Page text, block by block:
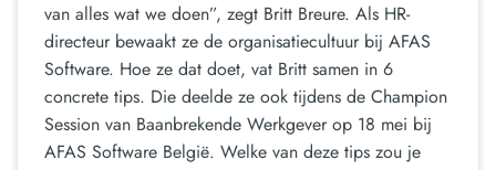
van alles wat we doen”, zegt Britt Breure. Als HR-
directeur bewaakt ze de organisatiecultuur bij AFAS
Software. Hoe ze dat doet, vat Britt samen in 6
concrete tips. Die deelde ze ook tijdens de Champion
Session van Baanbrekende Werkgever op 18 mei bij
AFAS Software België. Welke van deze tips zou je